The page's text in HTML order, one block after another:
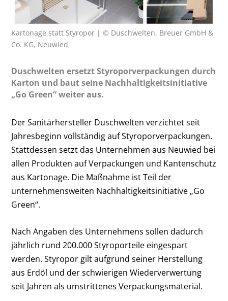
Kartonage statt Styropor | © Duschwelten, Breuer GmbH &
Co. KG, Neuwied
Duschwelten ersetzt Styroporverpackungen durch
Karton und baut seine Nachhaltigkeitsinitiative
„Go Green“ weiter aus.
Der Sanitärhersteller Duschwelten verzichtet seit
Jahresbeginn vollständig auf Styroporverpackungen.
Stattdessen setzt das Unternehmen aus Neuwied bei
allen Produkten auf Verpackungen und Kantenschutz
aus Kartonage. Die Maßnahme ist Teil der
unternehmensweiten Nachhaltigkeitsinitiative „Go
Green“.
Nach Angaben des Unternehmens sollen dadurch
jährlich rund 200.000 Styroporteile eingespart
werden. Styropor gilt aufgrund seiner Herstellung
aus Erdöl und der schwierigen Wiederverwertung
seit Jahren als umstrittenes Verpackungsmaterial.